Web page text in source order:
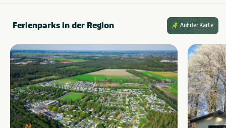
Ferienparks in der Region Auf der Karte